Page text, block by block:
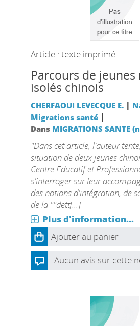
Article : texte imprimé
Parcours de
isolés chinois
CHERFAOUI LEVECQUE E. |
Migrations santé|
Dans MIGRATIONS SANTE
"Dans cet article, l'auteur
situation de deux jeunes
Centre Educatif et
s'interroger sur leur
des notions d'intégration, de
de la ""dett[...]
Plus d'information...
Ajouter au panier
Aucun avis sur cette